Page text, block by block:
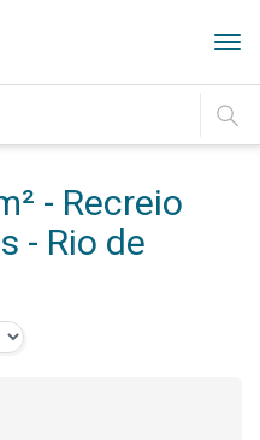
IR
- Recreio
- Rio de